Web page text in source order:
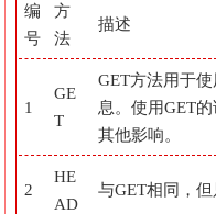
编
号
方
法
描述
1
GE
T
GET方法用于
息。使用GET
其他影响。
2
HE
AD
与GET相同，